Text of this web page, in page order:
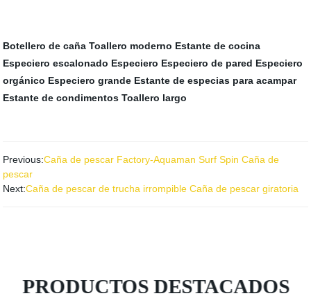
Botellero de caña Toallero moderno Estante de cocina
Especiero escalonado Especiero Especiero de pared Especiero
orgánico Especiero grande Estante de especias para acampar
Estante de condimentos Toallero largo
Previous:Caña de pescar Factory-Aquaman Surf Spin Caña de
pescar
Next:Caña de pescar de trucha irrompible Caña de pescar giratoria
PRODUCTOS DESTACADOS